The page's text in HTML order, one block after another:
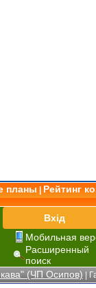
планы
Рейтинг
Вхід
Мобильная
Расширенный
поиск
(ЧП Осипов) |